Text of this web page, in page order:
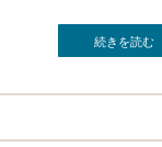
続きを読む